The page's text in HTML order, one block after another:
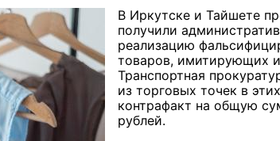
В Иркутске и Тайшете
получили
реализацию
товаров, имитирующих
Транспортная
из торговых точек в
контрафакт на общую
рублей.